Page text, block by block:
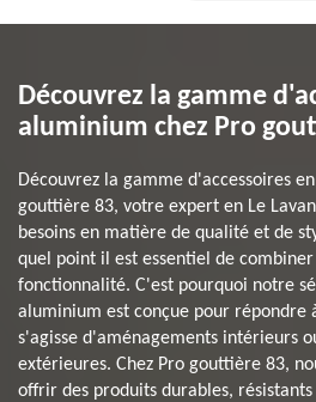
Découvrez la gamme
aluminium chez Pro
Découvrez la gamme d'accessoires
gouttière 83, votre expert en Le
besoins en matière de qualité et de
quel point il est essentiel de
fonctionnalité. C'est pourquoi notre
aluminium est conçue pour répondre
s'agisse d'aménagements intérieurs
extérieures. Chez Pro gouttière 83,
offrir des produits durables,